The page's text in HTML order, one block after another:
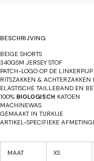
BESCHRIJVING
BEIGE SHORTS
340GSM JERSEY STOF
PATCH-LOGO OP DE LINKERPIJP
RITSZAKKEN &
ELASTISCHE TAILLEBAND EN
100% BIOLOGISCH KATOEN
MACHINEWAS.
GEMAAKT IN TURKIJE
ARTIKEL-SPECIFIEKE
MAAT XS